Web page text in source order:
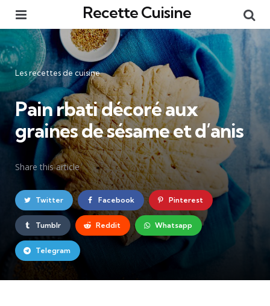
Recette Cuisine
Catégories
Les recettes de cuisine
Pain rbati décoré aux
graines de sésame et d’anis
Share this article
Twitter Facebook Pinterest
Tumblr Reddit Whatsapp
Telegram